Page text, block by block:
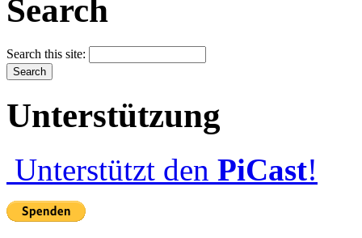
Search
Search this site:
Unterstützung
Unterstützt den PiCast!